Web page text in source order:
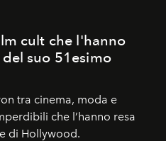
cult che l'hanno
suo 51esimo
tra cinema, moda e
che l’hanno resa
di Hollywood.